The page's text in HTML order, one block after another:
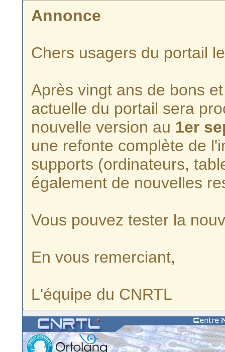
Annonce
Chers usagers du portail
Après vingt ans de bons
actuelle du portail sera
nouvelle version au 1er
une refonte complète de
supports (ordinateurs,
également de nouvelles
Vous pouvez tester la
En vous remerciant,
L'équipe du CNRTL